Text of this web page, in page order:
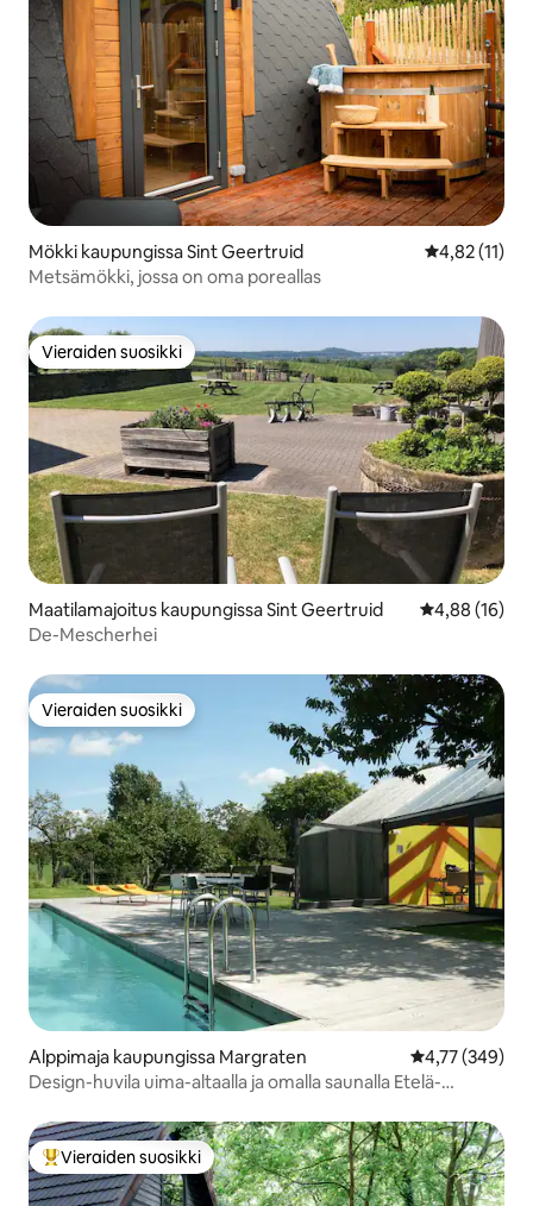
Mökki kaupungissa Sint Geertruid
4,82 (11)
Metsämökki, jossa on oma poreallas
Vieraiden suosikki
Vieraiden suosikki
Maatilamajoitus kaupungissa Sint Geertruid
4,88 (16)
De-Mescherhei
Vieraiden suosikki
Vieraiden suosikki
Alppimaja kaupungissa Margraten
4,77 (349)
Design-huvila uima-altaalla ja omalla saunalla Etelä-
Vieraiden suosikkien parhaimmistoa
Vieraiden suosikki